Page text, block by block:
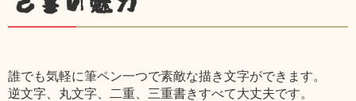
誰でも気軽に筆ペン一つで素敵な描き文字ができます。
逆文字、丸文字、二重、三重書きすべて大丈夫です。